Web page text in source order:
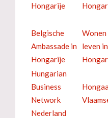
Hongarije
Belgische
Ambassade in
Hongarije
Wonen
leven in
Hungarian
Business
Network
Nederland